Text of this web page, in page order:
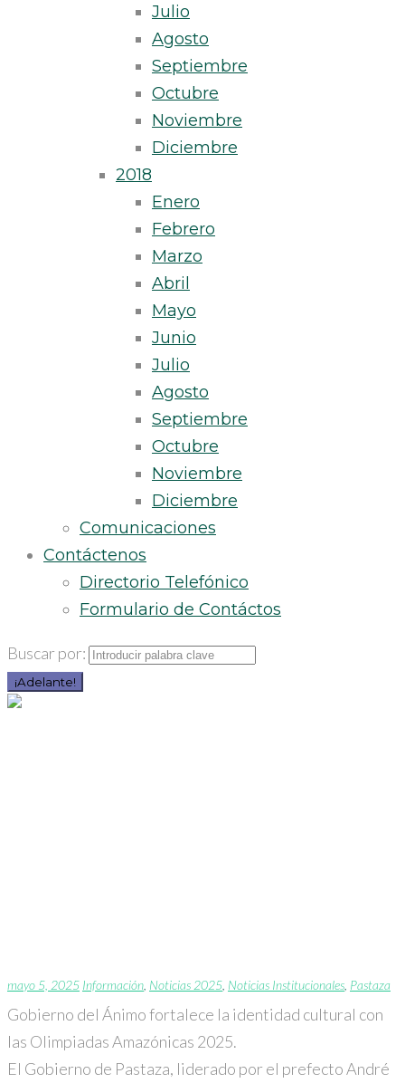
Julio
Agosto
Septiembre
Octubre
Noviembre
Diciembre
2018
Enero
Febrero
Marzo
Abril
Mayo
Junio
Julio
Agosto
Septiembre
Octubre
Noviembre
Diciembre
Comunicaciones
Contáctenos
Directorio Telefónico
Formulario de Contáctos
Buscar por:
¡Adelante!
mayo 5, 2025 Información Noticias 2025 Noticias Institucionales Pastaza
Gobierno del Ánimo fortalece la identidad cultural con
las Olimpiadas Amazónicas 2025.
El Gobierno de Pastaza, liderado por el prefecto André